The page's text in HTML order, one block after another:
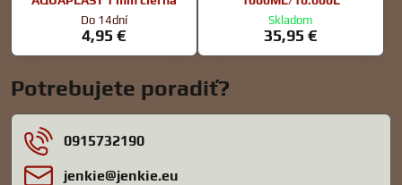
Do 14dní
4,95 €
Skladom
35,95 €
Potrebujete poradiť?
0915732190
jenkie​@jenkie​.eu